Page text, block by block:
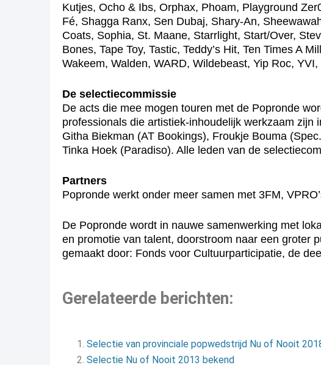
Kutjes, Ocho & Ibs, Orphax, Phoam, Playground
Fé, Shagga Ranx, Sen Dubaj, Shary-An,
Coats, Sophia, St. Maane, Starrlight, Start/Over,
Bones, Tape Toy, Tastic, Teddy’s Hit, Ten Times A
Wakeem, Walden, WARD, Wildebeast, Yip Roc,
De selectiecommissie
De acts die mee mogen touren met de Popronde
professionals die artistiek-inhoudelijk werkzaam
Githa Biekman (AT Bookings), Froukje Bouma
Tinka Hoek (Paradiso). Alle leden van de
Partners
Popronde werkt onder meer samen met 3FM,
De Popronde wordt in nauwe samenwerking met
en promotie van talent, doorstroom naar een groter
gemaakt door: Fonds voor Cultuurparticipatie, de
Gerelateerde berichten:
Selectie van provinciale popwedstrijd Nu of Nooit
Selectie Nu of Nooit 2013 bekend